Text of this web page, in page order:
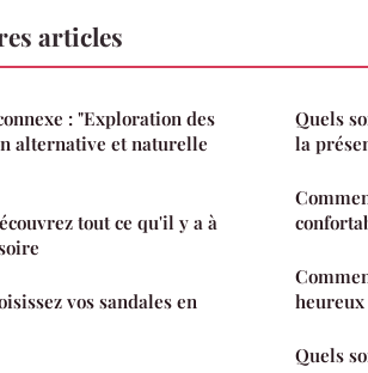
articles
: "Exploration des
alternative et naturelle
tout ce qu'il y a à
vos sandales en
Quels
la
heureux
Quels